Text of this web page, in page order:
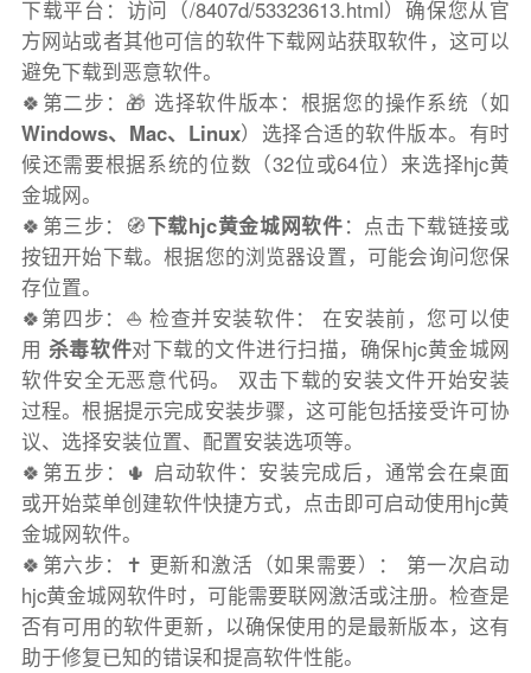
下载平台：访问（/8407d/53323613.html）确保您从官
方网站或者其他可信的软件下载网站获取软件，这可以
避免下载到恶意软件。
🍀第二步：🎁 选择软件版本：根据您的操作系统（如
Windows、Mac、Linux）选择合适的软件版本。有时
候还需要根据系统的位数（32位或64位）来选择hjc黄
金城网。
🍀第三步：🧭下载hjc黄金城网软件：点击下载链接或
按钮开始下载。根据您的浏览器设置，可能会询问您保
存位置。
🍀第四步：⛵️ 检查并安装软件： 在安装前，您可以使
用 杀毒软件对下载的文件进行扫描，确保hjc黄金城网
软件安全无恶意代码。 双击下载的安装文件开始安装
过程。根据提示完成安装步骤，这可能包括接受许可协
议、选择安装位置、配置安装选项等。
🍀第五步：🌵 启动软件：安装完成后，通常会在桌面
或开始菜单创建软件快捷方式，点击即可启动使用hjc黄
金城网软件。
🍀第六步：✝️ 更新和激活（如果需要）： 第一次启动
hjc黄金城网软件时，可能需要联网激活或注册。检查是
否有可用的软件更新，以确保使用的是最新版本，这有
助于修复已知的错误和提高软件性能。